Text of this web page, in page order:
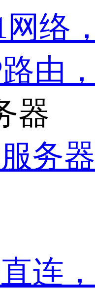
络
由
器
务器
连